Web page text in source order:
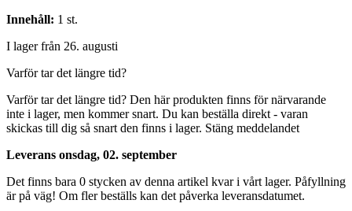
Innehåll: 1 st.
I lager från 26. augusti
Varför tar det längre tid?
Varför tar det längre tid? Den här produkten finns för närvarande
inte i lager, men kommer snart. Du kan beställa direkt - varan
skickas till dig så snart den finns i lager. Stäng meddelandet
Leverans onsdag, 02. september
Det finns bara 0 stycken av denna artikel kvar i vårt lager. Påfyllning
är på väg! Om fler beställs kan det påverka leveransdatumet.